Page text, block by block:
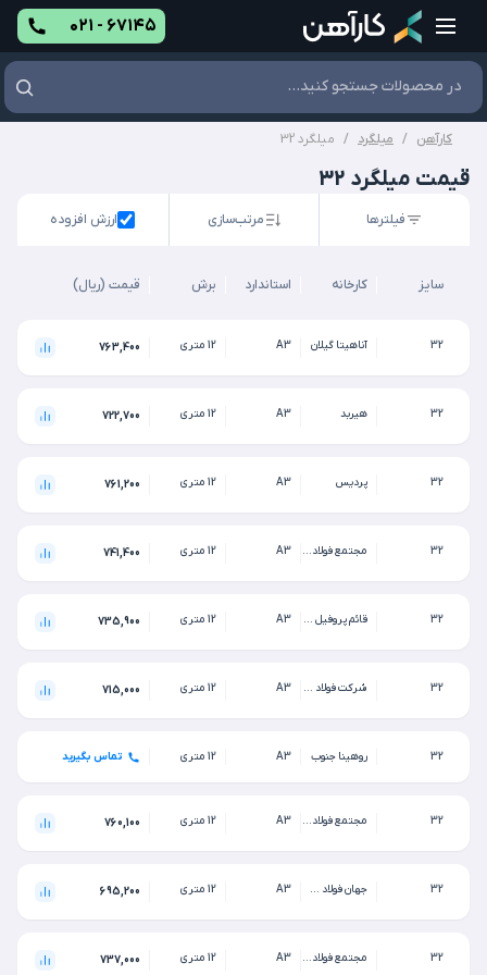
۰۲۱ - ۶۷۱۴۵
کارآهن / میلگرد / میلگرد 32
قیمت میلگرد 32
فیلترها مرتب‌سازی ارزش افزوده
سایز کارخانه استاندارد برش قیمت (ریال)
32 آناهیتا گیلان A3 12 متری 763,400
32 هیربد A3 12 متری 722,700
32 پردیس A3 12 متری 761,200
32 مجتمع فولاد صنعت شاهین بناب A3 12 متری 741,400
32 قائم پروفیل رازی A3 12 متری 735,900
32 شرکت فولاد آذربایجان(میانه) A3 12 متری 715,000
32 روهینا جنوب A3 12 متری تماس بگیرید
32 مجتمع فولاد کویر A3 12 متری 760,100
32 جهان فولاد سیرجان A3 12 متری 695,200
32 مجتمع فولاد امیرکبیر خزر A3 12 متری 737,000